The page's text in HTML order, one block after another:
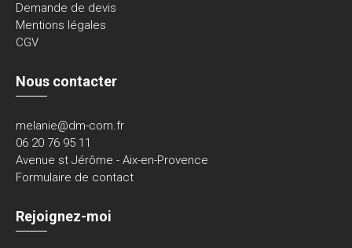
Demande de devis
Mentions légales
CGV
Nous contacter
melanie@dm-com.fr
06 20 76 95 11
Avenue st Jérôme - Aix-en-Provence
Formulaire de contact
Rejoignez-moi